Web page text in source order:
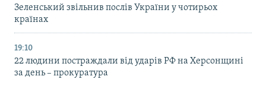
Зеленський звільнив послів України у чотирьох
країнах
19:10
22 людини постраждали від ударів РФ на Херсонщині
за день – прокуратура